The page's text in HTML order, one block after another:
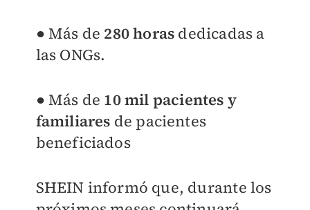
● Más de 280 horas dedicadas a
las ONGs.
● Más de 10 mil pacientes y
familiares de pacientes
beneficiados
SHEIN informó que, durante los